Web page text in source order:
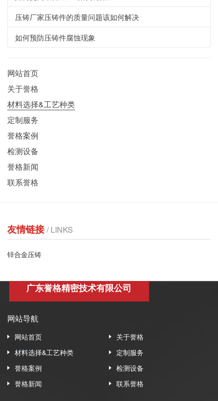
压铸厂家压铸件的质量问题该如何解决
如何预防压铸件腐蚀现象
网站首页
关于誉格
材料选择&工艺种类
定制服务
誉格案例
检测设备
誉格新闻
联系誉格
友情链接/ LINKS
锌合金压铸
广东誉格精密技术有限公司
网站导航
网站首页
关于誉格
材料选择&工艺种类
定制服务
誉格案例
检测设备
誉格新闻
联系誉格